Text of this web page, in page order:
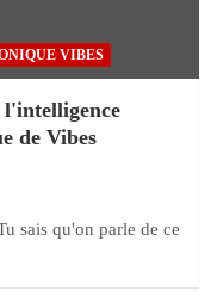
VIBES
de Vibes
sais qu'on parle de ce